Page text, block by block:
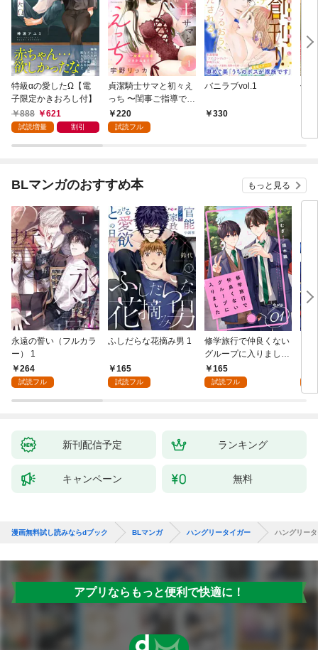
特級αの愛したΩ【電
子限定かきおろし付】
888
621
試読増量 割引
貞潔騎士サマと初々え
っち 〜閨事ご指導でき
かねます！〜（1）
220
試読フル
バニラブvol.1
330
偽
BLマンガのおすすめ本 もっと見る
永遠の誓い（フルカラ
ー） 1
264
試読フル
ふしだらな花摘み男 1
165
試読フル
修学旅行で仲良くない
グループに入りました
【単話版】1巻
165
試読フル
が
ら
新刊配信予定 ランキング
キャンペーン 無料
漫画無料試し読みならdブック BLマンガ ハングリータイガー ハングリー
アプリならもっと便利で快適に！